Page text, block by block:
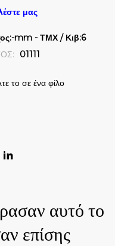
μας
mm - ΤΜΧ / Κιβ:6
01111
το σε ένα φίλο
αυτό το
επίσης